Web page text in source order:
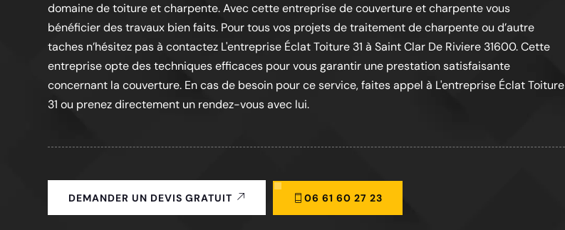
domaine de toiture et charpente. Avec cette entreprise de couverture et charpente vous
bénéficier des travaux bien faits. Pour tous vos projets de traitement de charpente ou d’autre
taches n’hésitez pas à contactez L'entreprise Éclat Toiture 31 à Saint Clar De Riviere 31600. Cette
entreprise opte des techniques efficaces pour vous garantir une prestation satisfaisante
concernant la couverture. En cas de besoin pour ce service, faites appel à L'entreprise Éclat Toiture
31 ou prenez directement un rendez-vous avec lui.
DEMANDER UN DEVIS GRATUIT 06 61 60 27 23